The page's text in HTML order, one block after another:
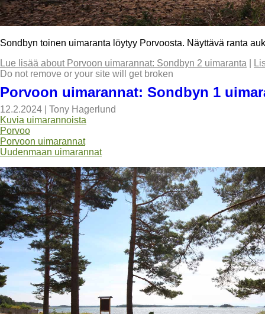
Sondbyn toinen uimaranta löytyy Porvoosta. Näyttävä ranta
Lue lisää about Porvoon uimarannat: Sondbyn 2 uimaranta
Do not remove or your site will get broken
Porvoon uimarannat: Sondbyn 1
12.2.2024
Tony Hagerlund
Kuvia uimarannoista
Porvoo
Porvoon uimarannat
Uudenmaan uimarannat